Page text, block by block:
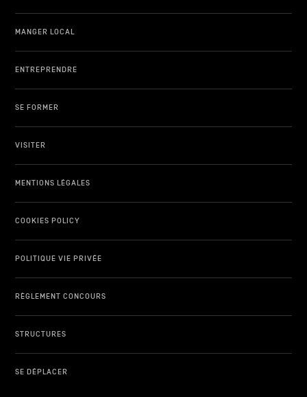
MANGER LOCAL
ENTREPRENDRE
SE FORMER
VISITER
MENTIONS LÉGALES
COOKIES POLICY
POLITIQUE VIE PRIVÉE
RÈGLEMENT CONCOURS
STRUCTURES
SE DÉPLACER